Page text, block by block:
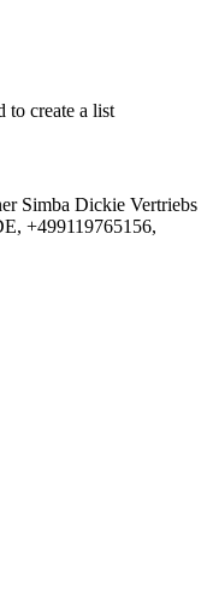
to create a list
Simba Dickie Vertriebs
+499119765156,